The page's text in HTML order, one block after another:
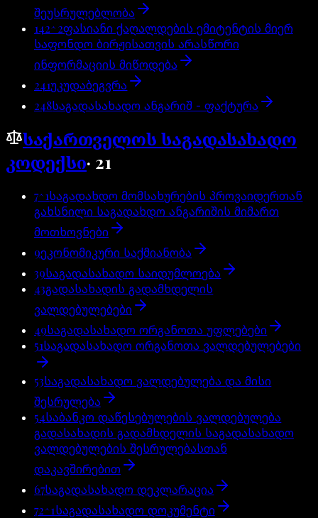
შეუსრულებლობა
142^2ფასიანი ქაღალდების ემიტენტის მიერ
საფონდო ბირჟისათვის არასწორი
ინფორმაციის მიწოდება
241უკუდაბეგვრა
248საგადასახადო ანგარიშ - ფაქტურა
საქართველოს საგადასახადო
კოდექსი· 21
7^1საგადახდო მომსახურების პროვაიდერთან
გახსნილი საგადახდო ანგარიშის მიმართ
მოთხოვნები
9ეკონომიკური საქმიანობა
39საგადასახადო საიდუმლოება
43გადასახადის გადამხდელის
ვალდებულებები
49საგადასახადო ორგანოთა უფლებები
51საგადასახადო ორგანოთა ვალდებულებები
53საგადასახადო ვალდებულება და მისი
შესრულება
54საბანკო დაწესებულების ვალდებულება
გადასახადის გადამხდელის საგადასახადო
ვალდებულების შესრულებასთან
დაკავშირებით
67საგადასახადო დეკლარაცია
72^1საგადასახადო დოკუმენტი